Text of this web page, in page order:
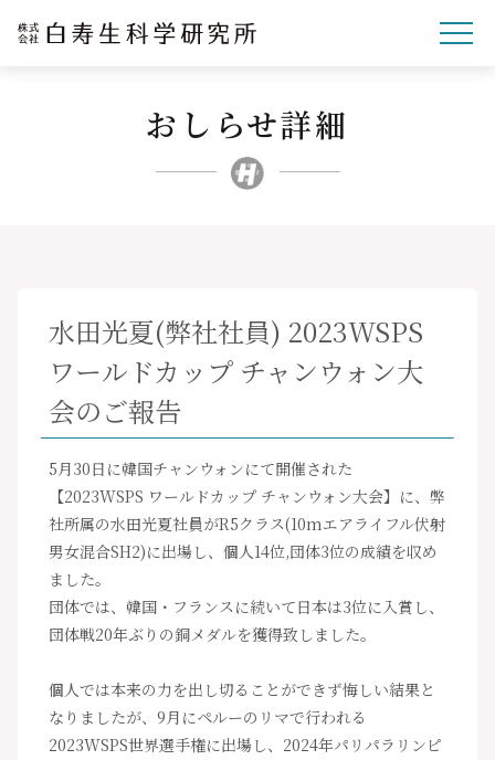
企業理念
研究開発
採用サイト
ニュースリリース
おしらせ詳細
水田光夏(弊社社員) 2023WSPS
ワールドカップ チャンウォン大
会のご報告
5月30日に韓国チャンウォンにて開催された
【2023WSPS ワールドカップ チャンウォン大会】に、弊
社所属の水田光夏社員がR5クラス(10mエアライフル伏射
男女混合SH2)に出場し、個人14位,団体3位の成績を収め
ました。
団体では、韓国・フランスに続いて日本は3位に入賞し、
団体戦20年ぶりの銅メダルを獲得致しました。
個人では本来の力を出し切ることができず悔しい結果と
なりましたが、9月にペルーのリマで行われる
2023WSPS世界選手権に出場し、2024年パリパラリンピ